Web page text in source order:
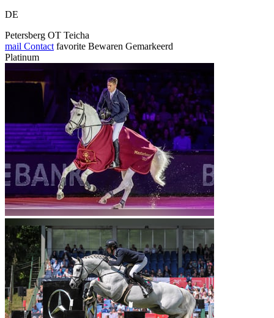
DE
Petersberg OT Teicha
mail Contact favorite Bewaren Gemarkeerd
Platinum